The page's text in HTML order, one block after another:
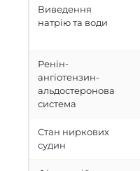
Виведення
натрію та води
Ренін-
ангіотензин-
альдостеронова
система
Стан ниркових
судин